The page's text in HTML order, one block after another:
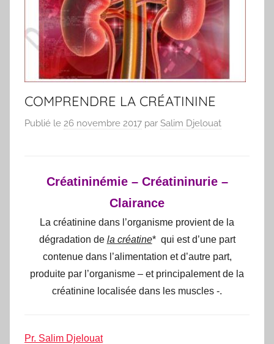
COMPRENDRE LA CRÉATININE
Publié le 26 novembre 2017 par Salim Djelouat
Créatininémie – Créatininurie –
Clairance
La créatinine dans l’organisme provient de la
dégradation de la créatine* qui est d’une part
contenue dans l’alimentation et d’autre part,
produite par l’organisme – et principalement de la
créatinine localisée dans les muscles -.
Pr. Salim Djelouat